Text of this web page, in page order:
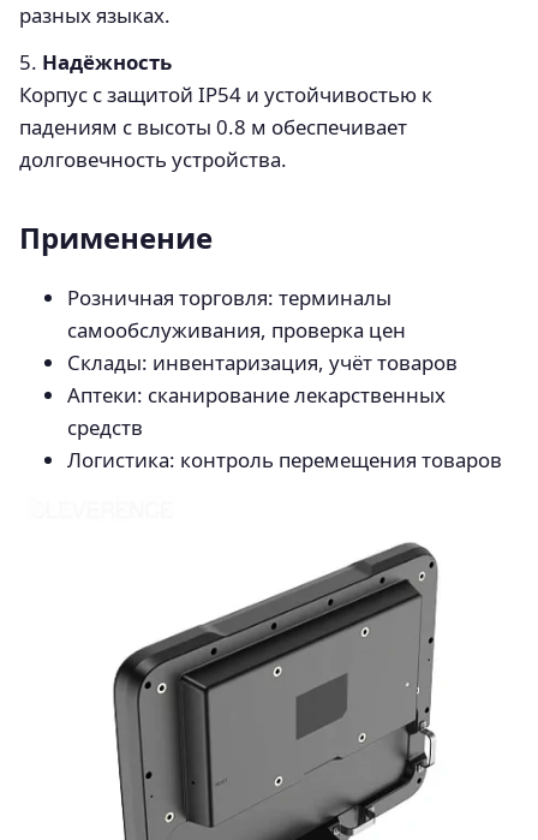
разных языках.
5. Надёжность
Корпус с защитой IP54 и устойчивостью к
падениям с высоты 0.8 м обеспечивает
долговечность устройства.
Применение
Розничная торговля: терминалы
самообслуживания, проверка цен
Склады: инвентаризация, учёт товаров
Аптеки: сканирование лекарственных
средств
Логистика: контроль перемещения товаров